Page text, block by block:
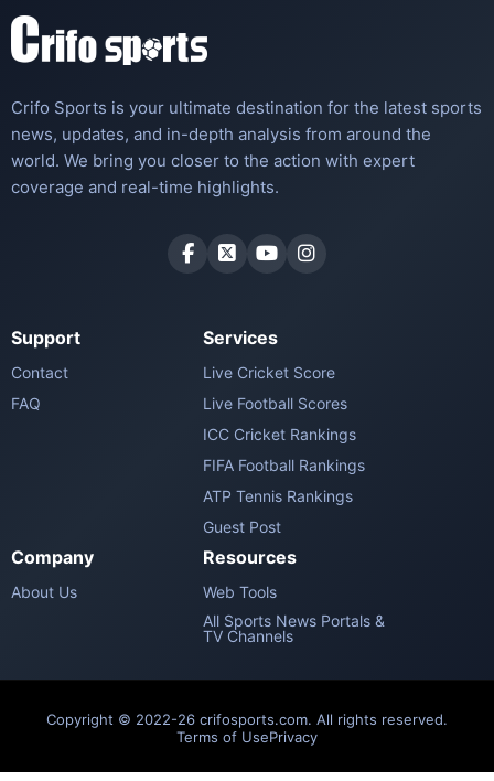
Crifo Sports is your ultimate destination for the latest sports
news, updates, and in-depth analysis from around the
world. We bring you closer to the action with expert
coverage and real-time highlights.
Support
Contact
FAQ
Services
Live Cricket Score
Live Football Scores
ICC Cricket Rankings
FIFA Football Rankings
ATP Tennis Rankings
Guest Post
Company
About Us
Resources
Web Tools
All Sports News Portals &
TV Channels
Copyright © 2022-26 crifosports.com. All rights reserved.
Terms of UsePrivacy